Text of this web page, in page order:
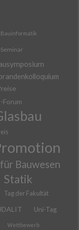
Bauinformatik
Forum
Bauwesen
Statik
Tag der Fakultät
Uni-Tag
Wettbewerb